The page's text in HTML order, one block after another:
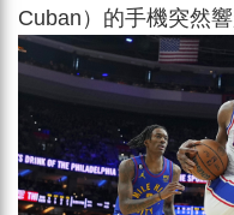
Cuban）的手機突然